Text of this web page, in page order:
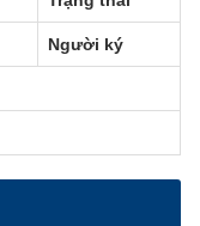
Người ký